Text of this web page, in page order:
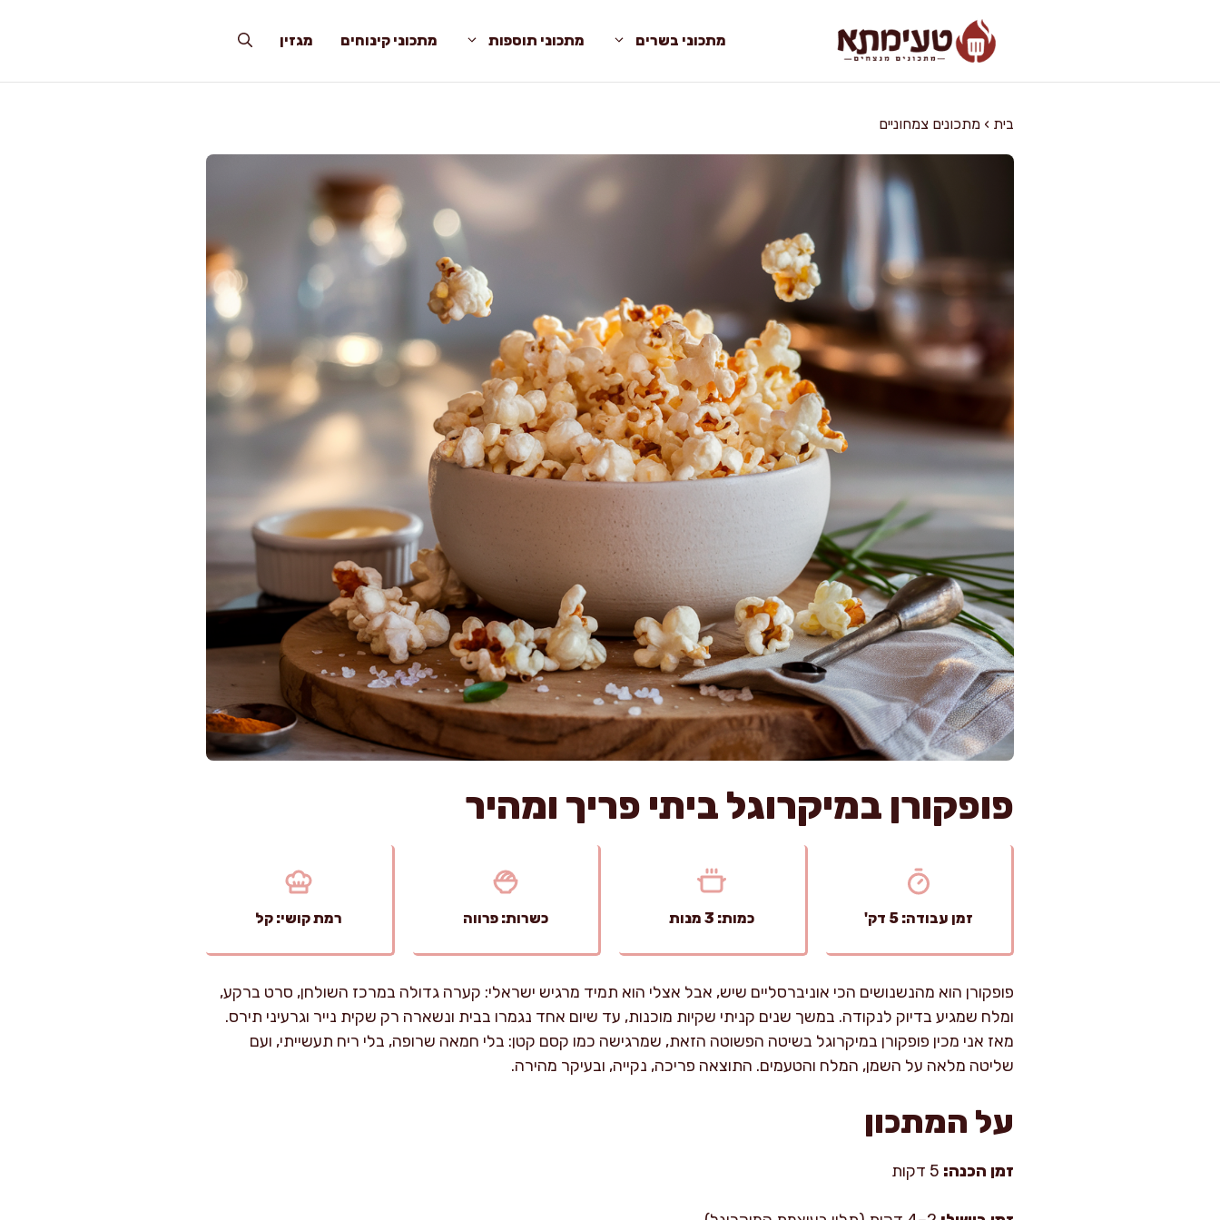
מתכוני בשרים מתכוני תוספות מתכוני קינוחים מגזין
בית › מתכונים צמחוניים
פופקורן במיקרוגל ביתי פריך ומהיר
זמן עבודה: 5 דק' כמות: 3 מנות כשרות: פרווה רמת קושי: קל
פופקורן הוא מהנשנושים הכי אוניברסליים שיש, אבל אצלי הוא תמיד מרגיש ישראלי: קערה גדולה במרכז השולחן, סרט ברקע,
ומלח שמגיע בדיוק לנקודה. במשך שנים קניתי שקיות מוכנות, עד שיום אחד נגמרו בבית ונשארה רק שקית נייר וגרעיני תירס.
מאז אני מכין פופקורן במיקרוגל בשיטה הפשוטה הזאת, שמרגישה כמו קסם קטן: בלי חמאה שרופה, בלי ריח תעשייתי, ועם
שליטה מלאה על השמן, המלח והטעמים. התוצאה פריכה, נקייה, ובעיקר מהירה.
על המתכון
זמן הכנה: